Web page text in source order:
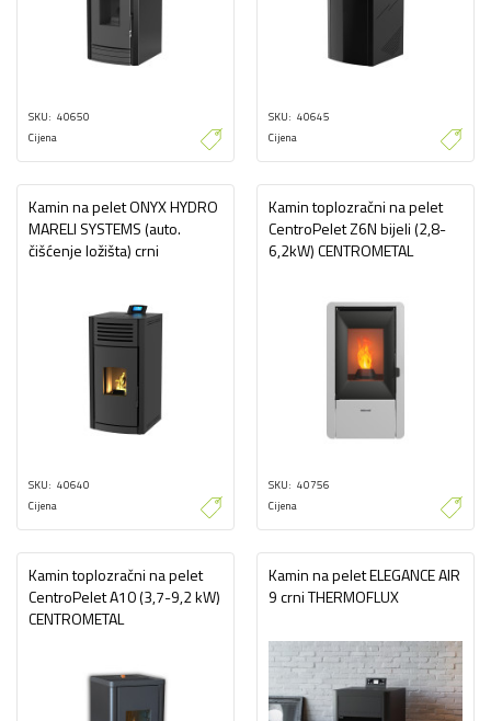
SKU 40650
Cijena
SKU 40645
Cijena
Kamin na pelet ONYX HYDRO
MARELI SYSTEMS (auto.
čišćenje ložišta) crni
SKU 40640
Cijena
Kamin toplozračni na pelet
CentroPelet Z6N bijeli (2,8-
6,2kW) CENTROMETAL
SKU 40756
Cijena
Kamin toplozračni na pelet
CentroPelet A10 (3,7-9,2 kW)
CENTROMETAL
Kamin na pelet ELEGANCE AIR
9 crni THERMOFLUX